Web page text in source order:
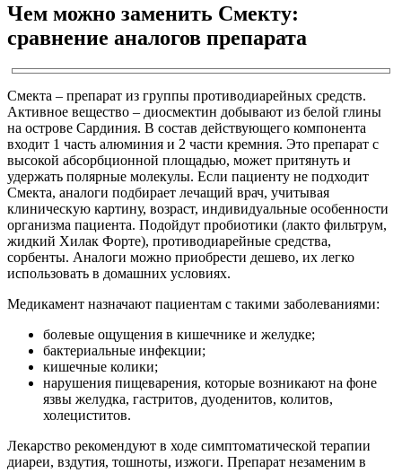
Чем можно заменить Смекту:
сравнение аналогов препарата
Смекта – препарат из группы противодиарейных средств.
Активное вещество – диосмектин добывают из белой глины
на острове Сардиния. В состав действующего компонента
входит 1 часть алюминия и 2 части кремния. Это препарат с
высокой абсорбционной площадью, может притянуть и
удержать полярные молекулы. Если пациенту не подходит
Смекта, аналоги подбирает лечащий врач, учитывая
клиническую картину, возраст, индивидуальные особенности
организма пациента. Подойдут пробиотики (лакто фильтрум,
жидкий Хилак Форте), противодиарейные средства,
сорбенты. Аналоги можно приобрести дешево, их легко
использовать в домашних условиях.
Медикамент назначают пациентам с такими заболеваниями:
болевые ощущения в кишечнике и желудке;
бактериальные инфекции;
кишечные колики;
нарушения пищеварения, которые возникают на фоне
язвы желудка, гастритов, дуоденитов, колитов,
холециститов.
Лекарство рекомендуют в ходе симптоматической терапии
диареи, вздутия, тошноты, изжоги. Препарат незаменим в